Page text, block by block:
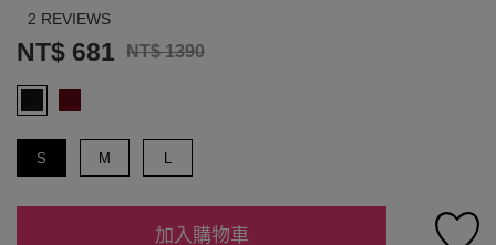
2 REVIEWS
NT$ 681 NT$ 1390
S M L
加入購物車